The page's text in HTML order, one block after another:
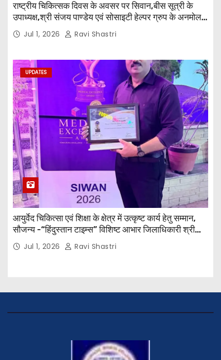
राष्ट्रीय चिकित्सक दिवस के अवसर पर सिवान,बीस सूत्री के
उपाध्यक्ष,श्री संजय पाण्डेय एवं सोसाइटी हेल्पर ग्रुप के अनमोल
जी तथा इनर व्हील क्लब की अध्यक्षा श्रीमती आरती अलोक वर्मा
एवं उनकी टीम द्वारा महाविद्यालय के प्राचार्य डॉ. सुधांशु शेखर
Jul 1, 2026 Ravi Shastri
UPDATES
आयुर्वेद चिकित्सा एवं शिक्षा के क्षेत्र में उत्कृष्ट कार्य हेतु सम्मान,
सौजन्य -“हिंदुस्तान टाइम्स” विशिष्ट आभार जिलाधिकारी श्री
विवेक रंजन मैत्रेय (भा०प्र० से०), आरक्षी अधीक्षक श्री पूरन झा
(भा०पु०से०) सिविल सर्जन, सिवान एवं ब्यूरो चीफ श्री नीरज
Jul 1, 2026 Ravi Shastri